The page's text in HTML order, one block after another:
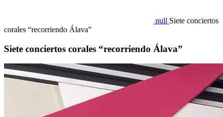
null Siete conciertos
corales “recorriendo Álava”
Siete conciertos corales “recorriendo Álava”